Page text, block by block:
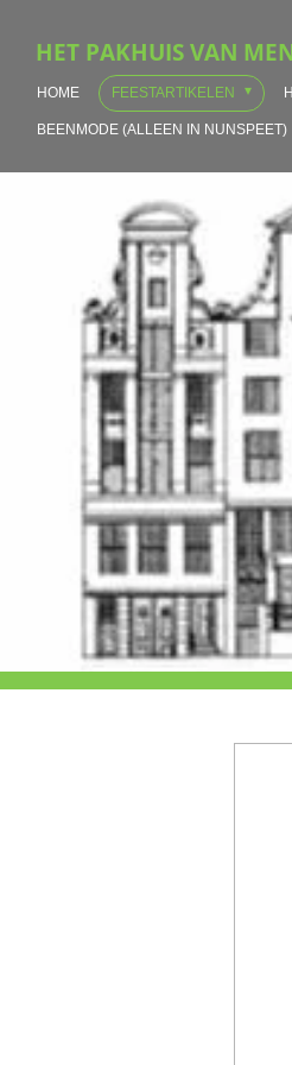
direct
hoofdinhoud
HET PAKHUIS VAN
HOME FEESTARTIKELEN
BEENMODE (ALLEEN IN NUNSPEET)